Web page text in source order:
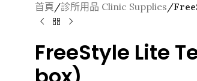
首頁/診所用品 Clinic Supplies/
FreeStyle Lite